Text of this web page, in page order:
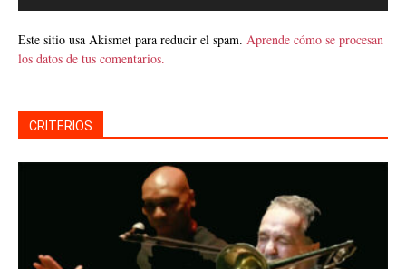
Este sitio usa Akismet para reducir el spam. Aprende cómo se procesan
los datos de tus comentarios.
CRITERIOS